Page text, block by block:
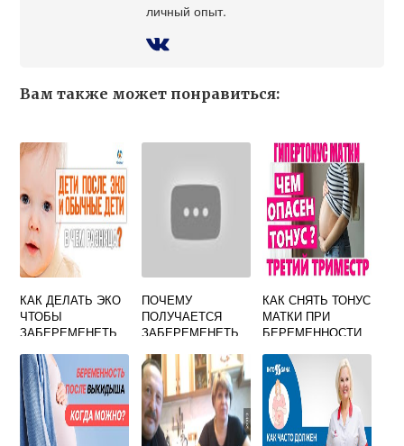
личный опыт.
Вам также может понравиться:
КАК ДЕЛАТЬ ЭКО
ЧТОБЫ
ЗАБЕРЕМЕНЕТЬ
ПОЧЕМУ
ПОЛУЧАЕТСЯ
ЗАБЕРЕМЕНЕТЬ
РАЗА
КАК СНЯТЬ ТОНУС
МАТКИ ПРИ
БЕРЕМЕННОСТИ
ТРИМЕСТРЕ
БЫСТРО